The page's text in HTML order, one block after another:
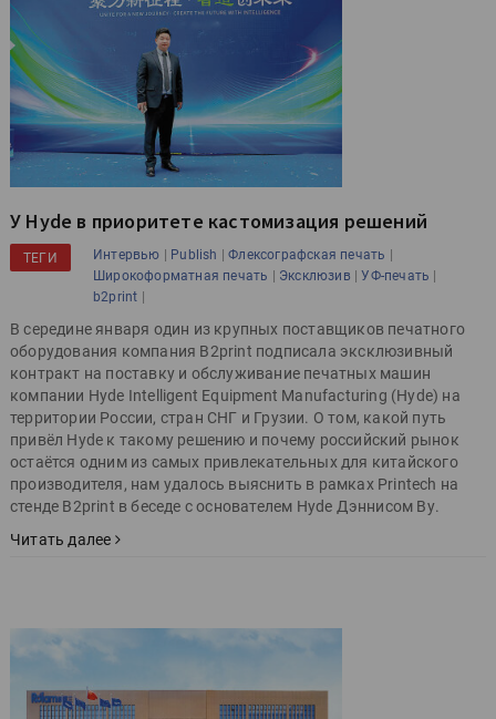
У Hyde в приоритете кастомизация решений
ТЕГИ Интервью | Publish |Флексографская печать |
Широкоформатная печать | Эксклюзив |УФ-печать |
b2print |
В середине января один из крупных поставщиков печатного
оборудования компания B2print подписала эксклюзивный
контракт на поставку и обслуживание печатных машин
компании Hyde Intelligent Equipment Manufacturing (Hyde) на
территории России, стран СНГ и Грузии. О том, какой путь
привёл Hyde к такому решению и почему российский рынок
остаётся одним из самых привлекательных для китайского
производителя, нам удалось выяснить в рамках Printech на
стенде B2print в беседе с основателем Hyde Дэннисом Ву.
Читать далее